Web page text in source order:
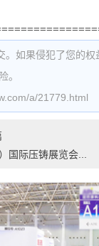
。如果侵犯了您的权
。
a/21779.html
国际压铸展览会...